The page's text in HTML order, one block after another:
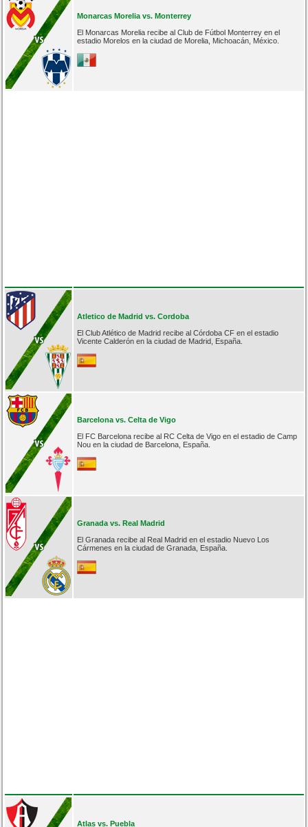
Monarcas Morelia vs. Monterrey
El Monarcas Morelia recibe al Club de Fútbol Monterrey en el
estadio Morelos en la ciudad de Morelia, Michoacán, México.
Atletico de Madrid vs. Cordoba
El Club Atlético de Madrid recibe al Córdoba CF en el estadio
Vicente Calderón en la ciudad de Madrid, España.
Barcelona vs. Celta de Vigo
El FC Barcelona recibe al RC Celta de Vigo en el estadio de Camp
Nou en la ciudad de Barcelona, España.
Granada vs. Real Madrid
El Granada recibe al Real Madrid en el estadio Nuevo Los
Cármenes en la ciudad de Granada, España.
Atlas vs. Puebla